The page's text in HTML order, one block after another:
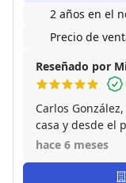
2 años en el
Precio de
Reseñado por
Carlos
casa y desde el primer momento mostró
dudas,
hace 6 meses